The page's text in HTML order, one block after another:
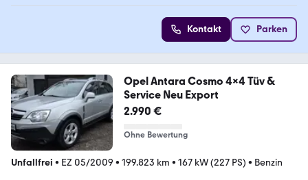
Kontakt Parken
Opel Antara Cosmo 4x4 Tüv &
Service Neu Export
2.990 €
Ohne Bewertung
Unfallfrei • EZ 05/2009 • 199.823 km • 167 kW (227 PS) • Benzin